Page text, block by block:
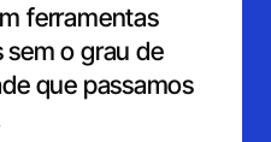
ferramentas
o grau de
que passamos